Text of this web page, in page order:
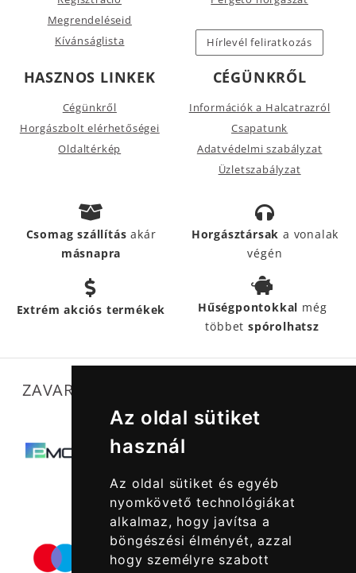
Az oldal sütiket
használ
Az oldal sütiket és egyéb
nyomkövető technológiákat
alkalmaz, hogy javítsa a
böngészési élményét, azzal
hogy személyre szabott
Megrendeléseid
Kívánságlista
Hírlevél feliratkozás
HASZNOS LINKEK
Cégünkről
Horgászbolt elérhetőségei
Oldaltérkép
CÉGÜNKRŐL
Információk a Halcatrazról
Csapatunk
Adatvédelmi szabályzat
Üzletszabályzat
Csomag szállításakár
másnapra
Horgásztársak a vonalak
végén
Extrém akciós termékek Hűségpontokkal még
többetspórolhatsz
ZAVARTALAN MŰKÖDÉSÜNKET SEGÍTIK